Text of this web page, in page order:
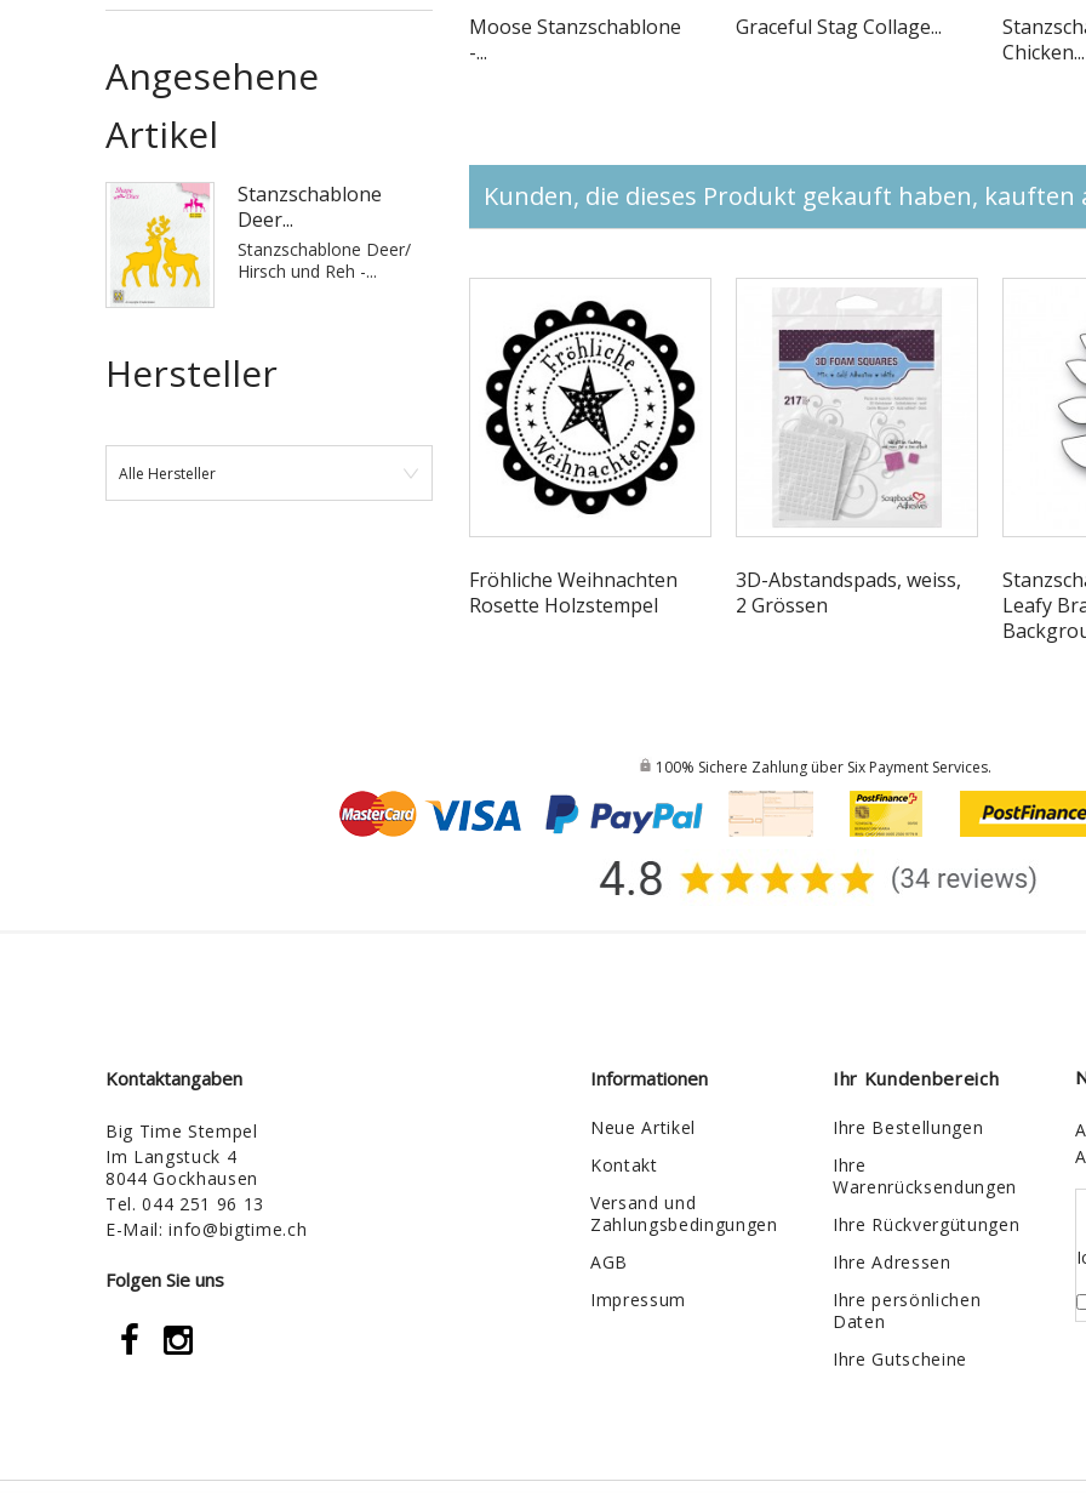
Moose Stanzschablone
-...
Graceful Stag Collage...
Chicken...
Kunden, die dieses Produkt gekauft haben, kauften
Fröhliche Weihnachten
Rosette Holzstempel
3D-Abstandspads, weiss,
2 Grössen
Leafy
Angesehene
Artikel
Stanzschablone
Deer...
Stanzschablone Deer/
Hirsch und Reh -...
Hersteller
Alle Hersteller
100% Sichere Zahlung über Six Payment Services.
Kontaktangaben
Big Time Stempel
Im Langstuck 4
8044 Gockhausen
Tel.044 251 96 13
E-Mail:info@bigtime.ch
Folgen Sie uns
Informationen
Neue Artikel
Kontakt
Versand und
Zahlungsbedingungen
AGB
Impressum
Ihr Kundenbereich
Ihre Bestellungen
Ihre
Warenrücksendungen
Ihre Rückvergütungen
Ihre Adressen
Ihre persönlichen
Daten
Ihre Gutscheine